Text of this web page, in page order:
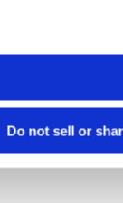
Do not sell or